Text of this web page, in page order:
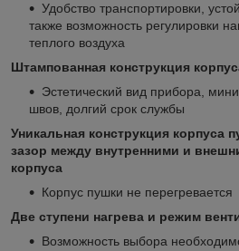
Удобство транспортировки,
также возможность регулировки
теплого воздуха
Штампованная конструкция
Эстетический вид прибора,
швов, долгий срок службы
Уникальная конструкция корпуса
зазор между внутренними и
корпуса
Корпус пушки не перегревается
Две ступени нагрева и режим
Возможность выбора